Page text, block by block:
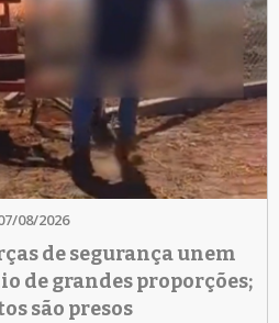
08/2026
de segurança unem
de grandes proporções;
são presos